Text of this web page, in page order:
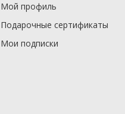
Мой профиль
Подарочные сертификаты
Мои подписки